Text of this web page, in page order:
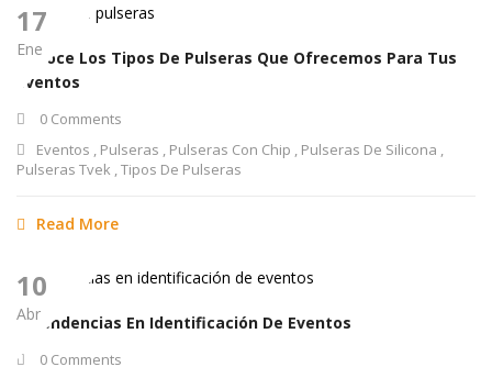
17
Ene
Conoce Los Tipos De Pulseras Que Ofrecemos Para Tus
Eventos
0 Comments
Eventos , Pulseras , Pulseras Con Chip , Pulseras De Silicona ,
Pulseras Tvek ,Tipos De Pulseras
Read More
10
Abr
6 Tendencias En Identificación De Eventos
0 Comments